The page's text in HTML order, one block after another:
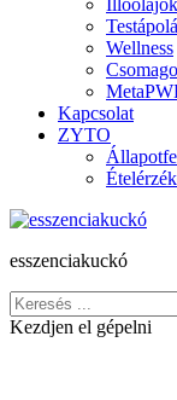
Wellness
Kapcsolat
ZYTO
esszenciakuckó
Kezdjen el gépelni